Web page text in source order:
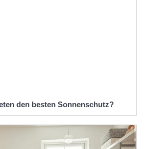
den besten Sonnenschutz?